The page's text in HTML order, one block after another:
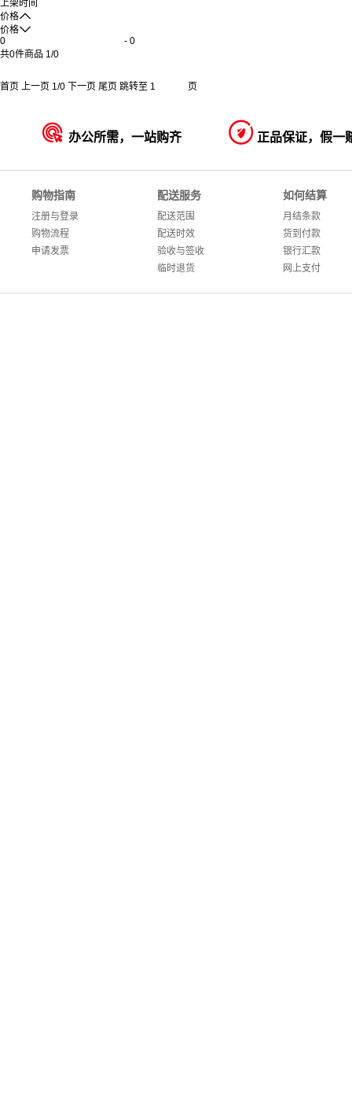
上架时间
价格
价格
-
共0件商品 1/0
首页 上一页 1 /0 下一页 尾页 跳转至 页
 办公所需，一站购齐  正品保证，假一
购物指南
注册与登录
购物流程
申请发票
配送服务
配送范围
配送时效
验收与签收
临时退货
如何结算
月结条款
货到付款
银行汇款
网上支付